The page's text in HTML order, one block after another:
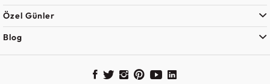
Özel Günler
Blog